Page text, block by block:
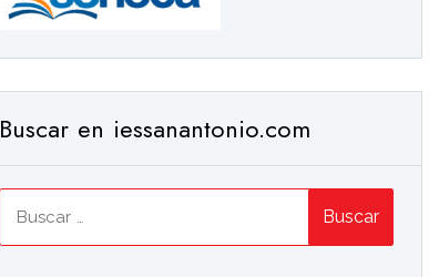
Buscar en iessanantonio.com